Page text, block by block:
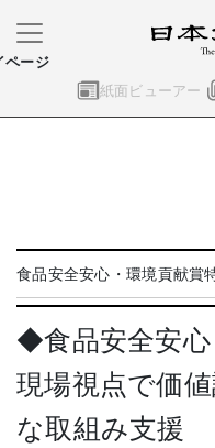
紙面ビューアー
ページ
食品安全安心・環境貢献賞
◆食品安全安心
現場視点で価
な取組み支援